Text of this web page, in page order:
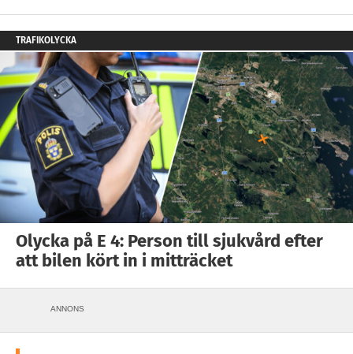
TRAFIKOLYCKA
Olycka på E 4: Person till sjukvård efter
att bilen kört in i mitträcket
ANNONS